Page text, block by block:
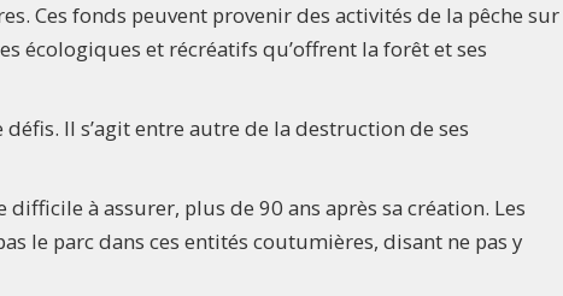
Ces fonds peuvent provenir des activités de la pêche sur
écologiques et récréatifs qu’offrent la forêt et ses
Il s’agit entre autre de la destruction de ses
à assurer, plus de 90 ans après sa création. Les
le parc dans ces entités coutumières, disant ne pas y